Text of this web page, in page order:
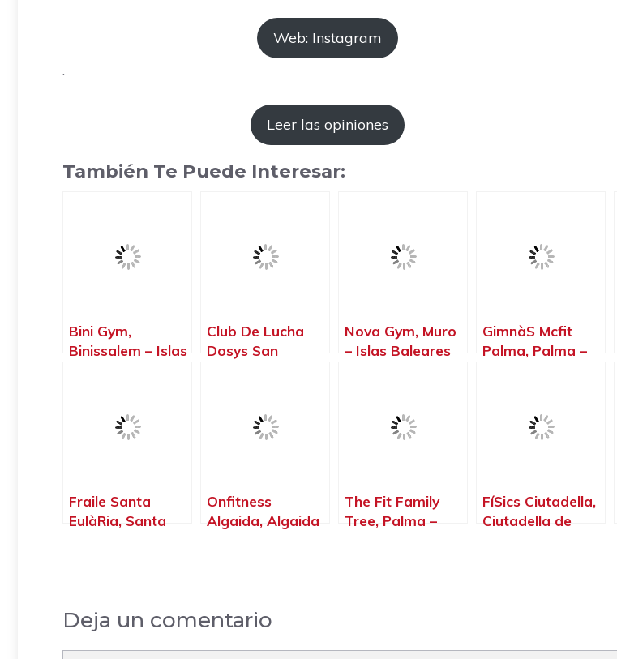
Web: Instagram
.
Leer las opiniones
También Te Puede Interesar:
Bini Gym,
Binissalem – Islas
Club De Lucha
Dosys San
Baleares
Nova Gym, Muro
– Islas Baleares
GimnàS Mcfit
Palma, Palma –
Fraile Santa
EulàRia, Santa
Onfitness
Algaida, Algaida
The Fit Family
Tree, Palma –
FíSics Ciutadella,
Ciutadella de
Deja un comentario